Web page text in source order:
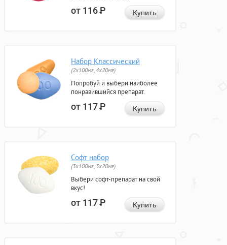
от 116Р Купить
Набор Классический
(2x100мг, 4x20мг)
Попробуй и выбери наиболее
понравившийся препарат.
от 117Р Купить
Софт набор
(3x100мг, 3x20мг)
Выбери софт-препарат на свой
вкус!
от 117Р Купить